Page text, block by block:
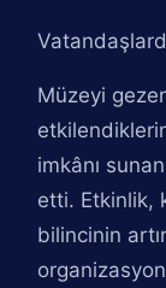
Müzeyi
imkânı
etti. Etkinlik,
bilincinin